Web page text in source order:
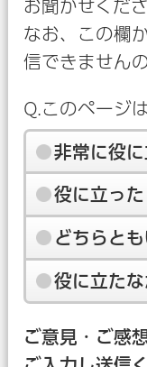
お聞かせくださ
なお、この欄
信できません
Q.このページ
非常に役
役に立った
どちらと
役に立た
ご意見・ご感